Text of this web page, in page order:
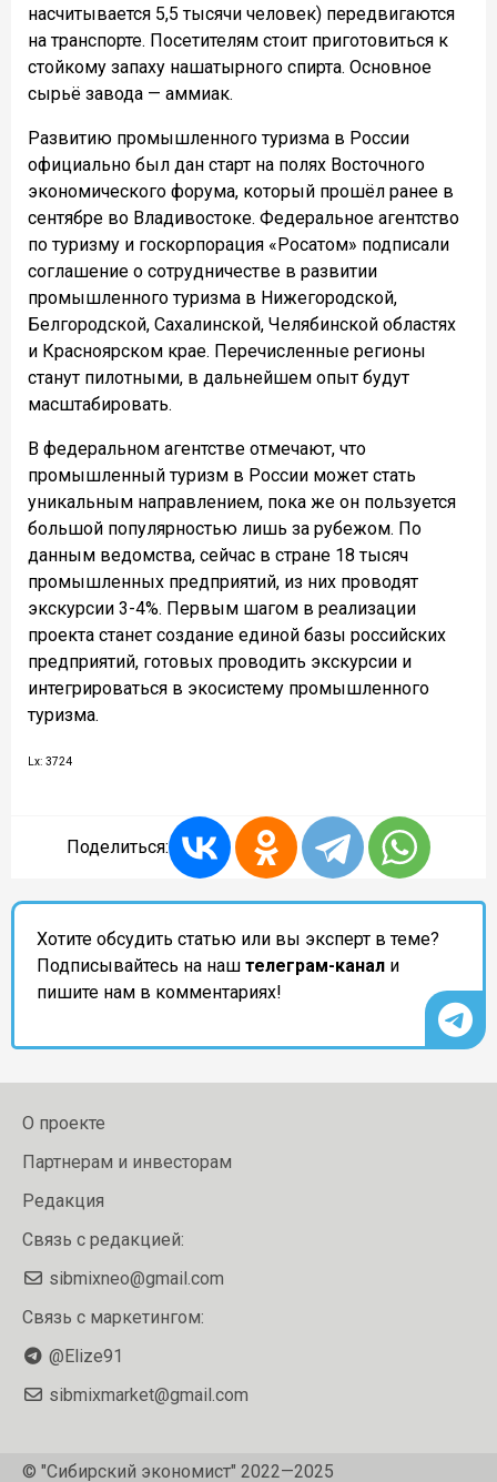
насчитывается 5,5 тысячи человек) передвигаются
на транспорте. Посетителям стоит приготовиться к
стойкому запаху нашатырного спирта. Основное
сырьё завода — аммиак.
Развитию промышленного туризма в России
официально был дан старт на полях Восточного
экономического форума, который прошёл ранее в
сентябре во Владивостоке. Федеральное агентство
по туризму и госкорпорация «Росатом» подписали
соглашение о сотрудничестве в развитии
промышленного туризма в Нижегородской,
Белгородской, Сахалинской, Челябинской областях
и Красноярском крае. Перечисленные регионы
станут пилотными, в дальнейшем опыт будут
масштабировать.
В федеральном агентстве отмечают, что
промышленный туризм в России может стать
уникальным направлением, пока же он пользуется
большой популярностью лишь за рубежом. По
данным ведомства, сейчас в стране 18 тысяч
промышленных предприятий, из них проводят
экскурсии 3-4%. Первым шагом в реализации
проекта станет создание единой базы российских
предприятий, готовых проводить экскурсии и
интегрироваться в экосистему промышленного
туризма.
Lx: 3724
Поделиться:
Хотите обсудить статью или вы эксперт в теме?
Подписывайтесь на наш телеграм-канал и
пишите нам в комментариях!
О проекте
Партнерам и инвесторам
Редакция
Связь с редакцией:
sibmixneo@gmail.com
Связь с маркетингом:
@Elize91
sibmixmarket@gmail.com
© "Сибирский экономист" 2022—2025